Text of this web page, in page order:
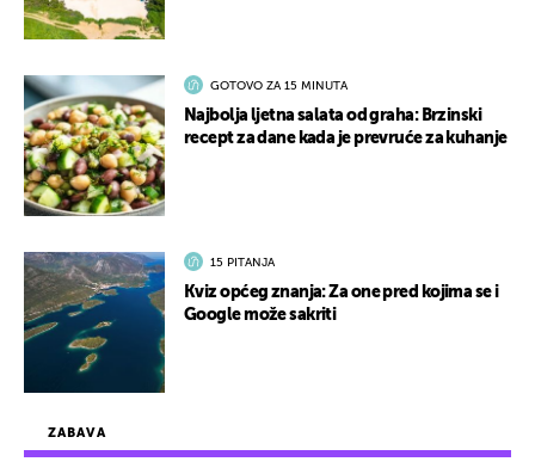
ZABAVA
GOTOVO ZA 15 MINUTA
Najbolja ljetna salata od graha: Brzinski
recept za dane kada je prevruće za kuhanje
15 PITANJA
Kviz općeg znanja: Za one pred kojima se i
Google može sakriti